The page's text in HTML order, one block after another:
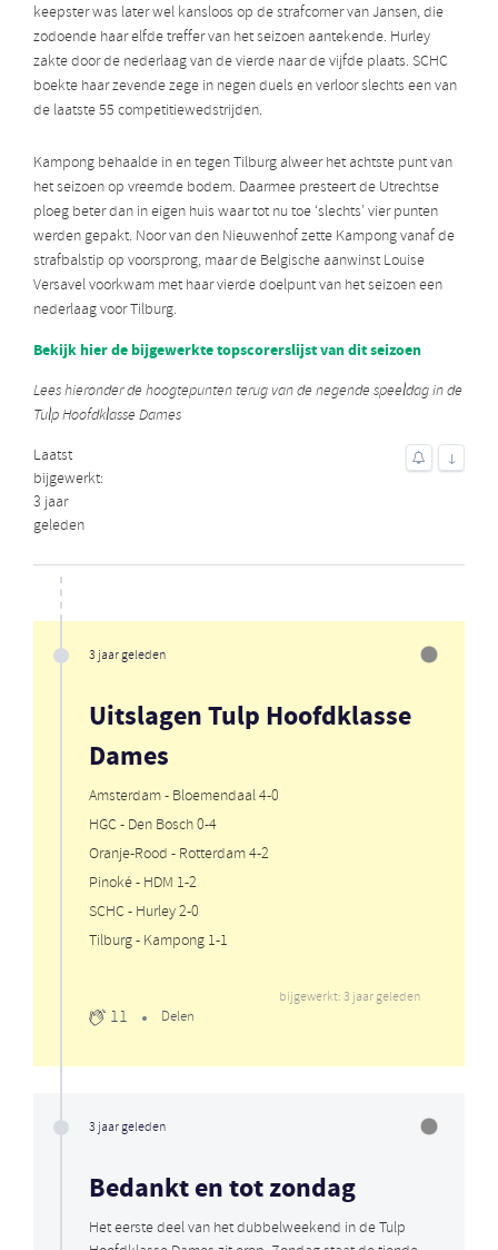
keepster was later wel kansloos op de strafcorner van Jansen, die
zodoende haar elfde treffer van het seizoen aantekende. Hurley
zakte door de nederlaag van de vierde naar de vijfde plaats. SCHC
boekte haar zevende zege in negen duels en verloor slechts een van
de laatste 55 competitiewedstrijden.
Kampong behaalde in en tegen Tilburg alweer het achtste punt van
het seizoen op vreemde bodem. Daarmee presteert de Utrechtse
ploeg beter dan in eigen huis waar tot nu toe ‘slechts’ vier punten
werden gepakt. Noor van den Nieuwenhof zette Kampong vanaf de
strafbalstip op voorsprong, maar de Belgische aanwinst Louise
Versavel voorkwam met haar vierde doelpunt van het seizoen een
nederlaag voor Tilburg.
Bekijk hier de bijgewerkte topscorerslijst van dit seizoen
Lees hieronder de hoogtepunten terug van de negende speeldag in de
Tulp Hoofdklasse Dames
Laatst
bijgewerkt:
3 jaar
geleden
↓
3 jaar geleden
Uitslagen Tulp Hoofdklasse
Dames
Amsterdam - Bloemendaal 4-0
HGC - Den Bosch 0-4
Oranje-Rood - Rotterdam 4-2
Pinoké - HDM 1-2
SCHC - Hurley 2-0
Tilburg - Kampong 1-1
bijgewerkt: 3 jaar geleden
11 Delen
3 jaar geleden
Bedankt en tot zondag
Het eerste deel van het dubbelweekend in de Tulp